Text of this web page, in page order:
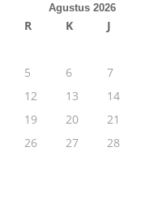
Agustus 2026
R K J
5 6 7
12 13 14
19 20 21
26 27 28